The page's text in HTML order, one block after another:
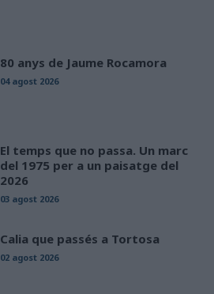
80 anys de Jaume Rocamora
04 agost 2026
El temps que no passa. Un marc
del 1975 per a un paisatge del
2026
03 agost 2026
Calia que passés a Tortosa
02 agost 2026